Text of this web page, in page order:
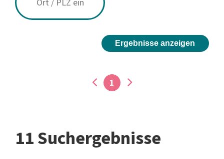
Ergebnisse anzeigen
1
11 Suchergebnisse